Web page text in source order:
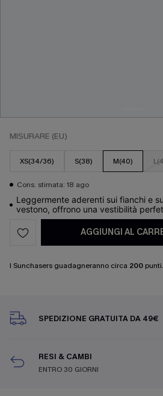
MISURARE (EU)
XS(34/36) S(38) M(40)
Cons. stimata: 18 ago
Leggermente aderenti sui fianchi e
vestono, offrono una vestibilità
AGGIUNGI AL
I Sunchasers guadagneranno circa 200 punti.
SPEDIZIONE GRATUITA DA 49€
RESI & CAMBI
ENTRO 30 GIORNI